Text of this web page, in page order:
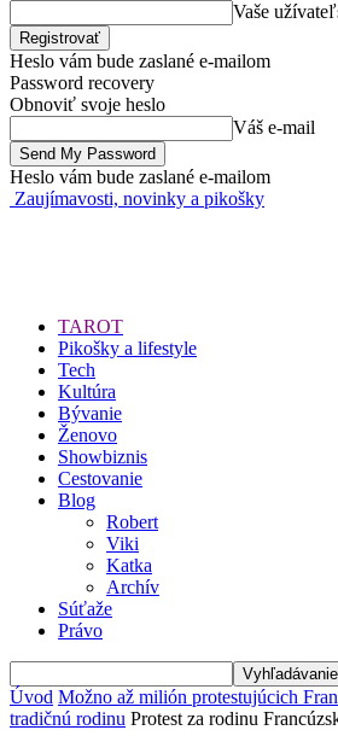
Vaše
Heslo vám bude zaslané e-mailom
Password recovery
Obnoviť svoje heslo
Váš e-mail
Heslo vám bude zaslané e-mailom
Zaujímavosti, novinky a pikošky
TAROT
Pikošky a lifestyle
Tech
Kultúra
Bývanie
Ženovo
Showbiznis
Cestovanie
Blog
Robert
Viki
Katka
Archív
Súťaže
Právo
Úvod Možno až milión protestujúcich
tradičnú rodinu Protest za rodinu